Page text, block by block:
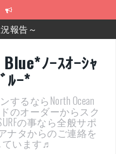
報告～
あざ～した！
報告ww
ーーーー！！！
予選・検定開催決定！
ﾉｰｽｵｰｼｬ
ﾙｰ*
するならNorth Ocean
のオーダーからスク
の事なら全般サポ
ナタからのご連絡を
います♬